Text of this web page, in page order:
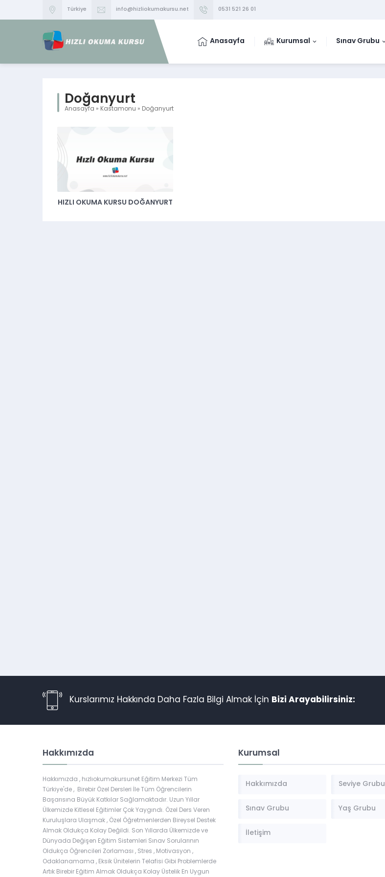
Türkiye info@hizliokumakursu.net 0531 521 26 01
Anasayfa Kurumsal Sınav Grubu
Doğanyurt
Anasayfa » Kastamonu » Doğanyurt
HIZLI OKUMA KURSU DOĞANYURT
Kurslarımız Hakkında Daha Fazla Bilgi Almak İçin Bizi Arayabilirsiniz:
Hakkımızda
Hakkımızda , hızlıokumakursunet Eğitim Merkezi Tüm
Türkiye'de , Birebir Özel Dersleri İle Tüm Öğrencilerin
Başarısına Büyük Katkılar Sağlamaktadır. Uzun Yıllar
Ülkemizde Kitlesel Eğitimler Çok Yaygındı. Özel Ders Veren
Kuruluşlara Ulaşmak , Özel Öğretmenlerden Bireysel Destek
Almak Oldukça Kolay Değildi. Son Yıllarda Ülkemizde ve
Dünyada Değişen Eğitim Sistemleri Sınav Sorularının
Oldukça Öğrencileri Zorlaması , Stres , Motivasyon ,
Odaklanamama , Eksik Ünitelerin Telafisi Gibi Problemlerde
Artık Birebir Eğitim Almak Oldukça Kolay Üstelik En Uygun
Kurumsal
Hakkımızda Seviye Grubu
Sınav Grubu Yaş Grubu
İletişim
Müşteri Temsilcisi